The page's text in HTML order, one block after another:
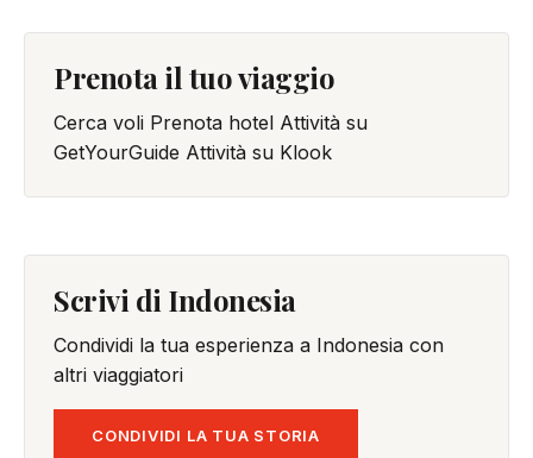
Prenota il tuo viaggio
Cerca voli Prenota hotel Attività su
GetYourGuide Attività su Klook
Scrivi di Indonesia
Condividi la tua esperienza a Indonesia con
altri viaggiatori
CONDIVIDI LA TUA STORIA